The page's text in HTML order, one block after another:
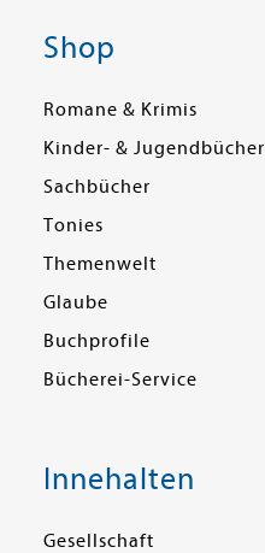
Shop
Romane & Krimis
Kinder- & Jugendbücher
Sachbücher
Tonies
Themenwelt
Glaube
Buchprofile
Bücherei-Service
Innehalten
Gesellschaft